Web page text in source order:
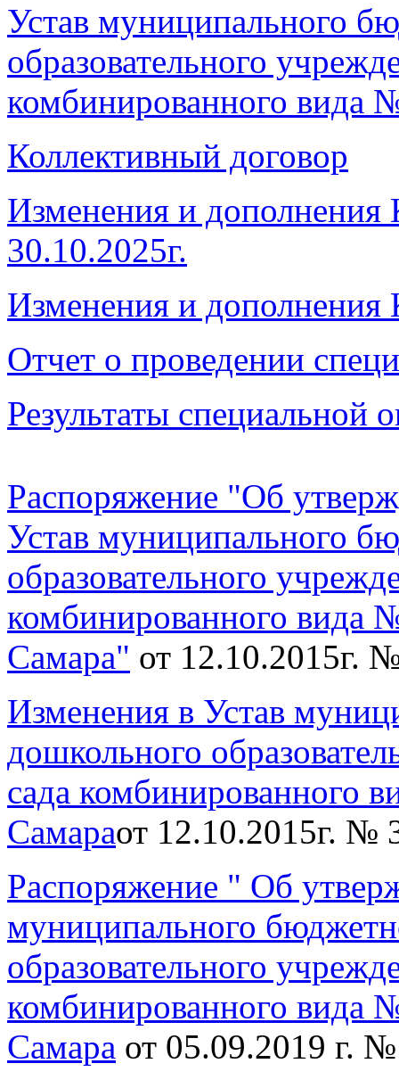
Устав муниципального
образовательного
комбинированного вида
Коллективный договор
Изменения и дополнения
30.10.2025г.
Изменения и дополнения
Отчет о проведении
Результаты специальной
Распоряжение "Об
Устав муниципального
образовательного
комбинированного вида
Самара" от 12.10.2015г.
Изменения в Устав
дошкольного
сада комбинированного
Самараот 12.10.2015г. №
Распоряжение " Об
муниципального
образовательного
комбинированного вида
Самара от 05.09.2019 г.